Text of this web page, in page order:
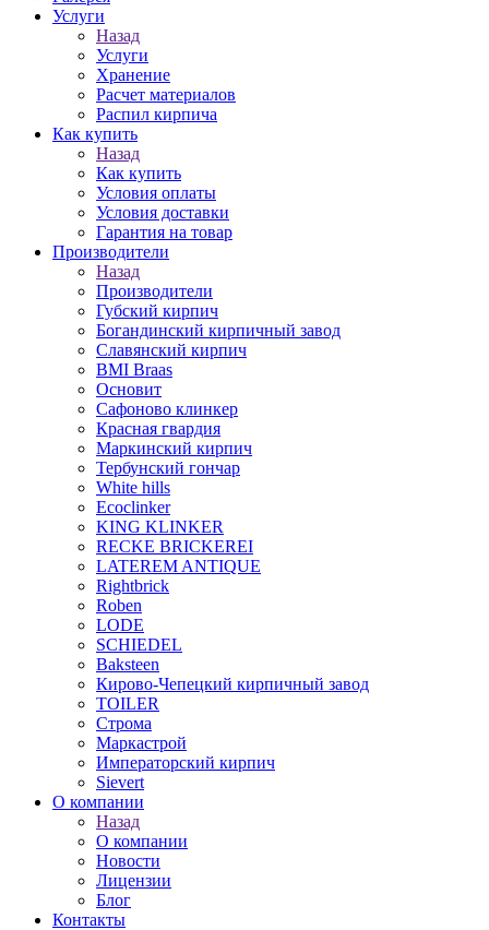
Услуги
Назад
Услуги
Хранение
Расчет материалов
Распил кирпича
Как купить
Назад
Как купить
Условия оплаты
Условия доставки
Гарантия на товар
Производители
Назад
Производители
Губский кирпич
Богандинский кирпичный завод
Славянский кирпич
BMI Braas
Основит
Сафоново клинкер
Красная гвардия
Маркинский кирпич
Тербунский гончар
White hills
Ecoclinker
KING KLINKER
RECKE BRICKEREI
LATEREM ANTIQUE
Rightbrick
Roben
LODE
SCHIEDEL
Baksteen
Кирово-Чепецкий кирпичный завод
TOILER
Строма
Маркастрой
Императорский кирпич
Sievert
О компании
Назад
О компании
Новости
Лицензии
Блог
Контакты